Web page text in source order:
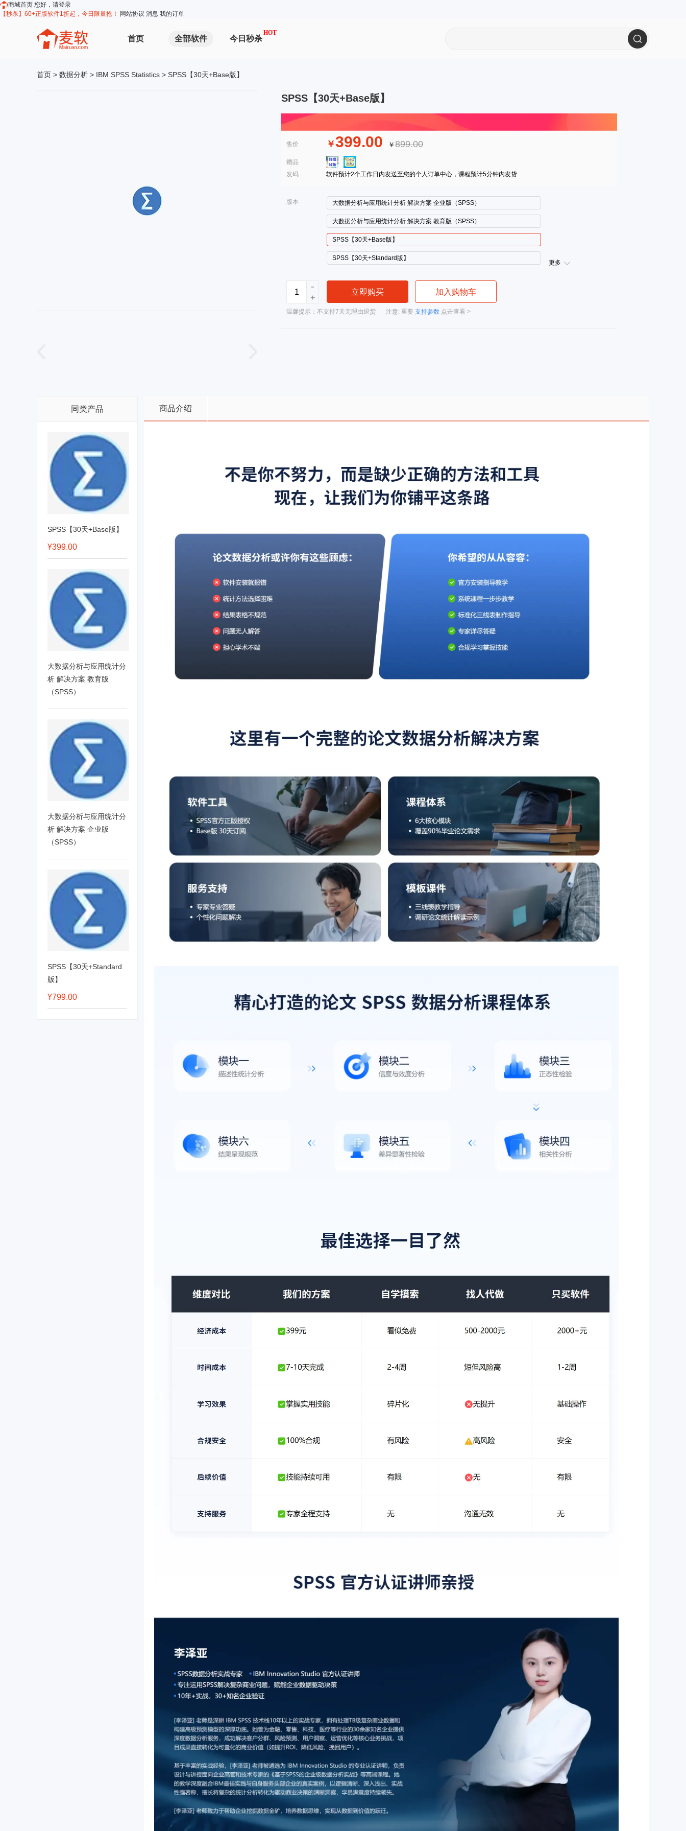
商城首页 您好，请登录
【秒杀】60+正版软件1折起，今日限量抢！
网站协议 消息 我的订单
首页 全部软件 今日秒杀
HOT
首页 > 数据分析 > IBM SPSS Statistics > SPSS【30天+Base版】
SPSS【30天+Base版】
售价 ￥399.00 ￥899.00
赠品
发码
软件预计2个工作日内发送至您的个人订单中心，课程预计5分钟内发货
版本 大数据分析与应用统计分析 解决方案 企业版（SPSS）
大数据分析与应用统计分析 解决方案 教育版（SPSS）
SPSS【30天+Base版】
SPSS【30天+Standard版】
更多
+
-
立即购买 加入购物车
温馨提示：不支持7天无理由退货 注意: 重要 支持参数 点击查看 >
同类产品
SPSS【30天+Base版】
¥399.00
大数据分析与应用统计分
析 解决方案 教育版
（SPSS）
大数据分析与应用统计分
析 解决方案 企业版
（SPSS）
SPSS【30天+Standard
版】
¥799.00
商品介绍